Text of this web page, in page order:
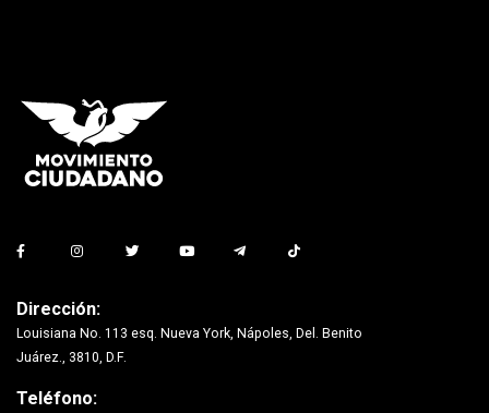
Dirección:
Louisiana No. 113 esq. Nueva York, Nápoles, Del. Benito
Juárez., 3810, D.F.
Teléfono: